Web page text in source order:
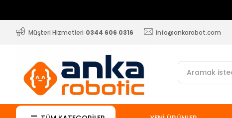
Müşteri Hizmetleri 0344 606 0316 info@ankarobot.com